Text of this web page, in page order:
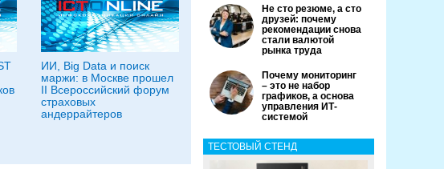
ИИ, Big Data и поиск
маржи: в Москве прошел
II Всероссийский форум
страховых
андеррайтеров
Не сто резюме, а сто
друзей: почему
рекомендации снова
стали валютой
рынка труда
Почему мониторинг
– это не набор
графиков, а основа
управления ИТ-
системой
ТЕСТОВЫЙ СТЕНД